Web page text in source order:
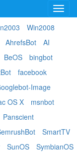
Win2008
AhrefsBot
AI
BeOS
bingbot
facebook
Image
OS X
msnbot
Panscient
SmartTV
SunOS
SymbianOS